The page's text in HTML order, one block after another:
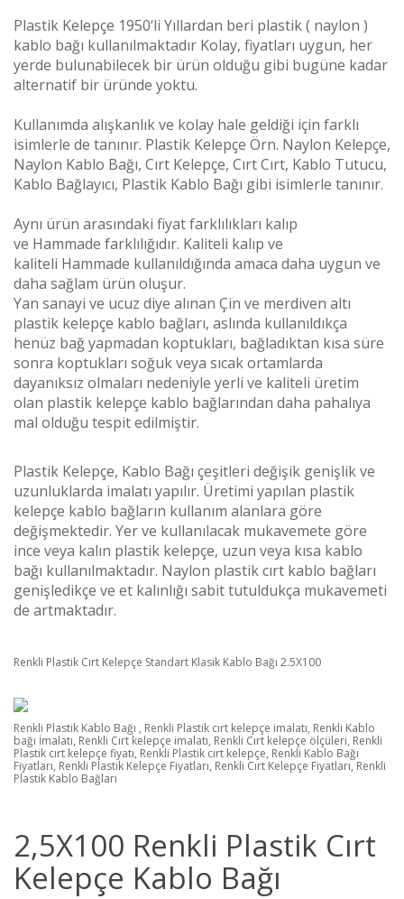
Plastik Kelepçe 1950‘li Yıllardan beri plastik ( naylon )
kablo bağı kullanılmaktadır Kolay, fiyatları uygun, her
yerde bulunabilecek bir ürün olduğu gibi bugüne kadar
alternatif bir üründe yoktu.
Kullanımda alışkanlık ve kolay hale geldiği için farklı
isimlerle de tanınır. Plastik Kelepçe Örn. Naylon Kelepçe,
Naylon Kablo Bağı, Cırt Kelepçe, Cırt Cırt, Kablo Tutucu,
Kablo Bağlayıcı, Plastik Kablo Bağı gibi isimlerle tanınır.
Aynı ürün arasındaki fiyat farklılıkları kalıp
ve Hammade farklılığıdır. Kaliteli kalıp ve
kaliteli Hammade kullanıldığında amaca daha uygun ve
daha sağlam ürün oluşur.
Yan sanayi ve ucuz diye alınan Çin ve merdiven altı
plastik kelepçe kablo bağları, aslında kullanıldıkça
henüz bağ yapmadan koptukları, bağladıktan kısa süre
sonra koptukları soğuk veya sıcak ortamlarda
dayanıksız olmaları nedeniyle yerli ve kaliteli üretim
olan plastik kelepçe kablo bağlarından daha pahalıya
mal olduğu tespit edilmiştir.
Plastik Kelepçe, Kablo Bağı çeşitleri değişik genişlik ve
uzunluklarda imalatı yapılır. Üretimi yapılan plastik
kelepçe kablo bağların kullanım alanlara göre
değişmektedir. Yer ve kullanılacak mukavemete göre
ince veya kalın plastik kelepçe, uzun veya kısa kablo
bağı kullanılmaktadır. Naylon plastik cırt kablo bağları
genişledikçe ve et kalınlığı sabit tutuldukça mukavemeti
de artmaktadır.
Renkli Plastik Cırt Kelepçe Standart Klasik Kablo Bağı 2.5X100
Renkli Plastik Kablo Bağı , Renkli Plastik cırt kelepçe imalatı, Renkli Kablo
bağı İmalatı, Renkli Cırt kelepçe imalatı, Renkli Cırt kelepçe ölçüleri, Renkli
Plastik cırt kelepçe fiyatı, Renkli Plastik cırt kelepçe, Renkli Kablo Bağı
Fiyatları, Renkli Plastik Kelepçe Fiyatları, Renkli Cırt Kelepçe Fiyatları, Renkli
Plastik Kablo Bağları
2,5X100 Renkli Plastik Cırt
Kelepçe Kablo Bağı